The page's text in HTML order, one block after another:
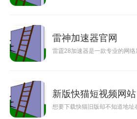
雷神加速器官网
雷霆28加速器是一款专业的网
新版快猫短视频网站
想要下载快猫旧版却不知道地址